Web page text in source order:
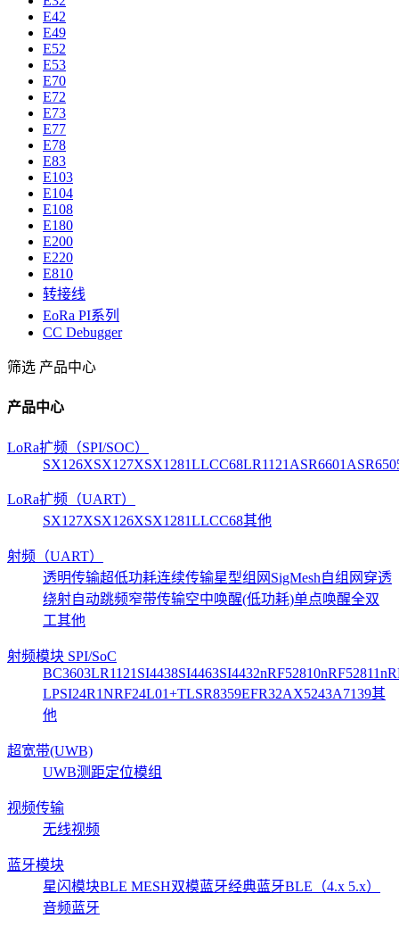
E42
E49
E52
E53
E70
E72
E73
E77
E78
E83
E103
E104
E108
E180
E200
E220
E810
转接线
EoRa PI系列
CC Debugger
筛选 产品中心
产品中心
LoRa扩频（SPI/SOC）
SX126XSX127XSX1281LLCC68LR1121 ASR6601
LoRa扩频（UART）
SX127XSX126XSX1281LLCC68其他
射频（UART）
透明传输超低功耗连续传输星型组网 SigMesh自组网 穿透
绕射自动跳频窄带传输空中唤醒(低功耗)单点唤醒全双
工其他
射频模块 SPI/SoC
BC3603LR1121 SI4438SI4463SI4432nRF52810nRF52811
LPSI24R1NRF24L01+TLSR8359EFR32AX5243A7139其
他
超宽带(UWB)
UWB测距定位模组
视频传输
无线视频
蓝牙模块
星闪模块BLE MESH双模蓝牙经典蓝牙BLE（4.x 5.x）
音频蓝牙